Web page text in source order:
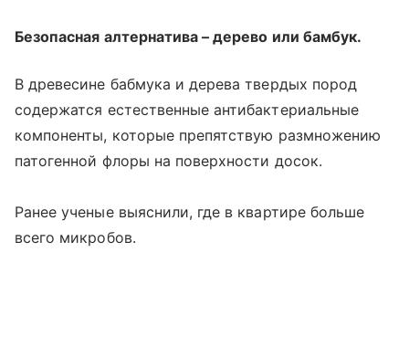
Безопасная алтернатива – дерево или бамбук.
В древесине бабмука и дерева твердых пород
содержатся естественные антибактериальные
компоненты, которые препятствую размножению
патогенной флоры на поверхности досок.
Ранее ученые выяснили, где в квартире больше
всего микробов.